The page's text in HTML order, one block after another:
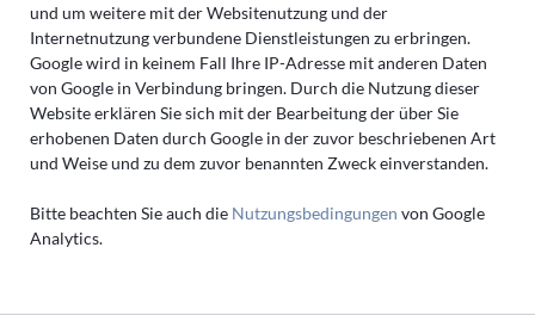
und um weitere mit der Websitenutzung und der
Internetnutzung verbundene Dienstleistungen zu erbringen.
Google wird in keinem Fall Ihre IP-Adresse mit anderen Daten
von Google in Verbindung bringen. Durch die Nutzung dieser
Website erklären Sie sich mit der Bearbeitung der über Sie
erhobenen Daten durch Google in der zuvor beschriebenen Art
und Weise und zu dem zuvor benannten Zweck einverstanden.
Bitte beachten Sie auch die Nutzungsbedingungen von Google
Analytics.